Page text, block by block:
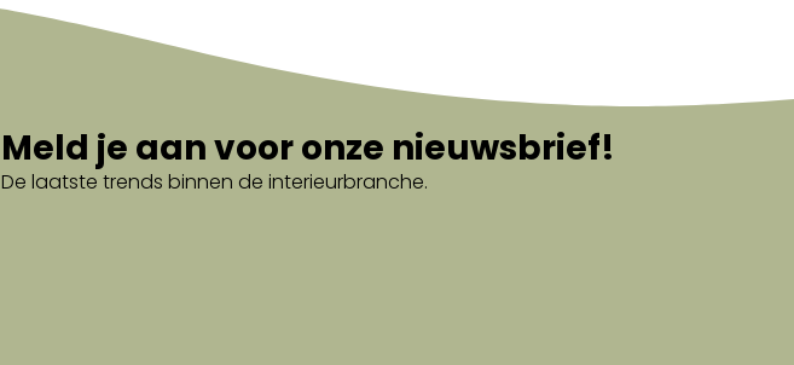
Meld je aan voor onze nieuwsbrief!
De laatste trends binnen de interieurbranche.